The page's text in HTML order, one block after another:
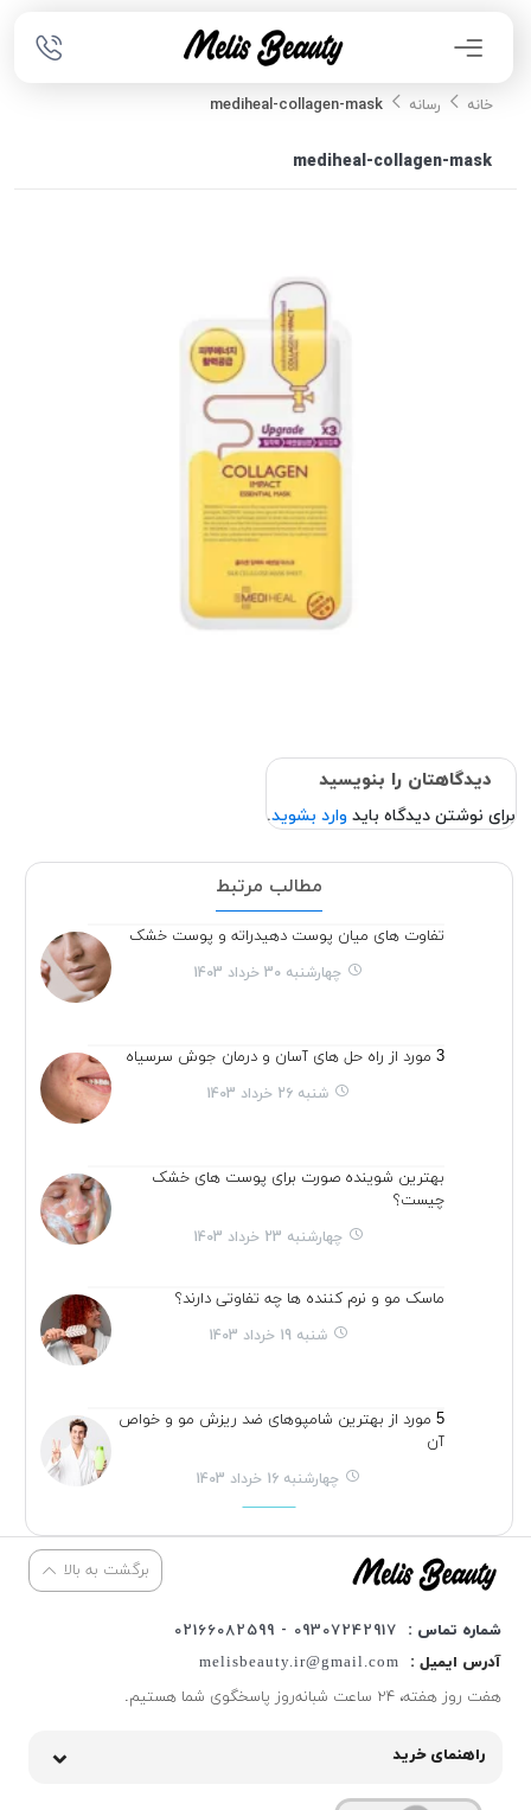
خانه رسانه mediheal-collagen-mask
mediheal-collagen-mask
دیدگاهتان را بنویسید
برای نوشتن دیدگاه باید وارد بشوید.
مطالب مرتبط
تفاوت های میان پوست دهیدراته و پوست خشک
چهارشنبه 30 خرداد 1403
3 مورد از راه حل های آسان و درمان جوش سرسیاه
شنبه 26 خرداد 1403
بهترین شوینده صورت برای پوست های خشک
چیست؟
چهارشنبه 23 خرداد 1403
ماسک مو و نرم کننده ها چه تفاوتی دارند؟
شنبه 19 خرداد 1403
5 مورد از بهترین شامپوهای ضد ریزش مو و خواص
آن
چهارشنبه 16 خرداد 1403
برگشت به بالا
شماره تماس :
09307242917 - 02166082599
آدرس ایمیل :
melisbeauty.ir@gmail.com
هفت روز هفته، ۲۴ ساعت شبانه‌روز پاسخگوی شما هستیم.
راهنمای خرید